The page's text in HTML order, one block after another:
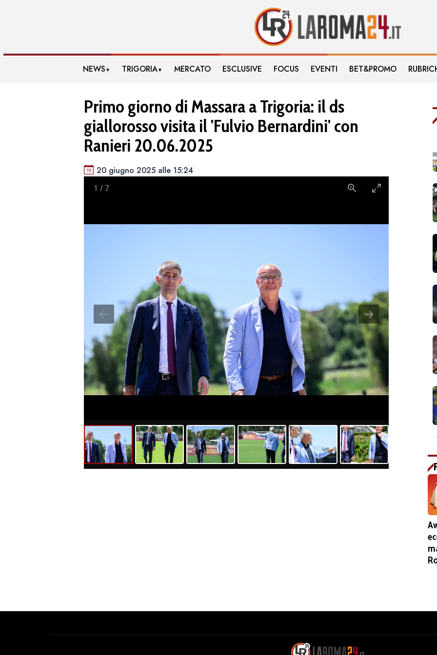
NEWS ▼ TRIGORIA▼ MERCATO ESCLUSIVE FOCUS EVENTI BET&PROMO
Primo giorno di Massara a Trigoria: il ds
giallorosso visita il 'Fulvio Bernardini' con
Ranieri 20.06.2025
20 giugno 2025 alle 15:24
1 /7